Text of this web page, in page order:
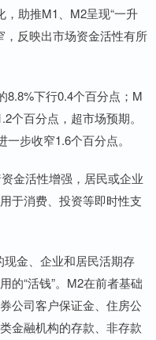
助推M1、M2呈现“一升
，反映出市场资金活性有所
8.8%下行0.4个百分点；M
个百分点，超市场预期。
步收窄1.6个百分点。
金活性增强，居民或企业
于消费、投资等即时性支
金、企业和居民活期存
的“活钱”。M2在前者基础
公司客户保证金、住房公
金融机构的存款、非存款